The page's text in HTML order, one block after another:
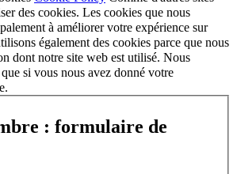
des cookies. Les cookies que nous
à améliorer votre expérience sur
également des cookies parce que nous
dont notre site web est utilisé. Nous
si vous nous avez donné votre
: formulaire de